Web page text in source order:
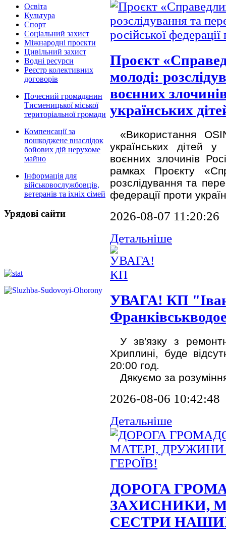
Освіта
Культура
Спорт
Соціальний захист
Міжнародні проєкти
Цивільний захист
Водні ресурси
Реєстр колективних
договорів
Почесний громадянин
Тисменицької міської
територіальної громади
Компенсації за
пошкоджене внаслідок
бойових дій нерухоме
майно
Інформація для
військовослужбовців,
ветеранів та іхніх сімей
Урядові сайти
Проєкт
молоді:
воєнних
українських
«Використання
українських дітей у
воєнних злочинів
рамках Проєкту
розслідування та
федерації проти
2026-08-07 11:20:26
Детальніше
УВАГА! КП
У зв'язку з
Хриплині, буде
20:00 год.
Дякуємо за
2026-08-06 10:42:48
Детальніше
ДОРОГА
ЗАХИСНИКИ,
СЕСТРИ